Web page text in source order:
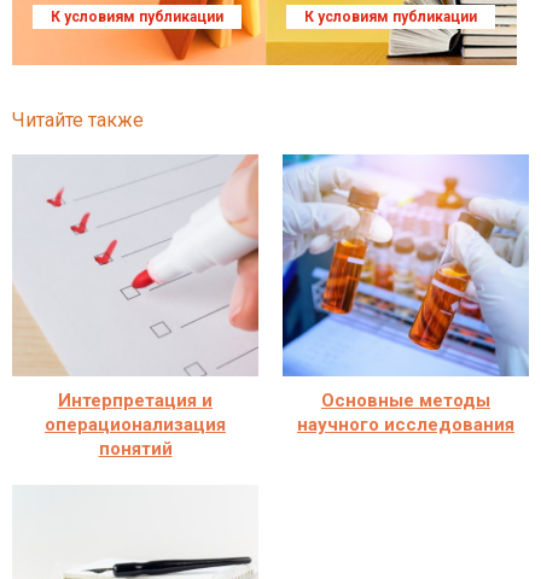
К условиям публикации К условиям публикации
Читайте также
Интерпретация и
операционализация
понятий
Основные методы
научного исследования